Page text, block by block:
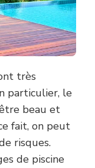
très
particulier, le
beau et
fait, on peut
risques.
de piscine